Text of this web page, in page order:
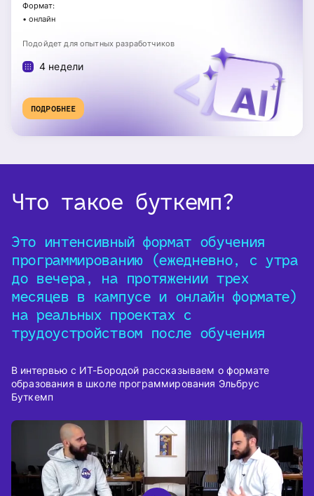
Формат:
• онлайн
Подойдет для опытных разработчиков
4 недели
ПОДРОБНЕЕ
Что такое буткемп?
Это интенсивный формат обучения
программированию (ежедневно, с утра
до вечера, на протяжении трех
месяцев в кампусе и онлайн формате)
на реальных проектах с
трудоустройством после обучения
В интервью с ИТ-Бородой рассказываем о формате
образования в школе программирования Эльбрус
Буткемп